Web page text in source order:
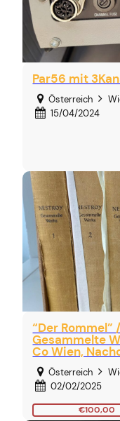
Par56 mit
Österreich
15/04/2024
“Der
Gesammelte
Co Wien,
Österreich
02/02/2025
€100,00